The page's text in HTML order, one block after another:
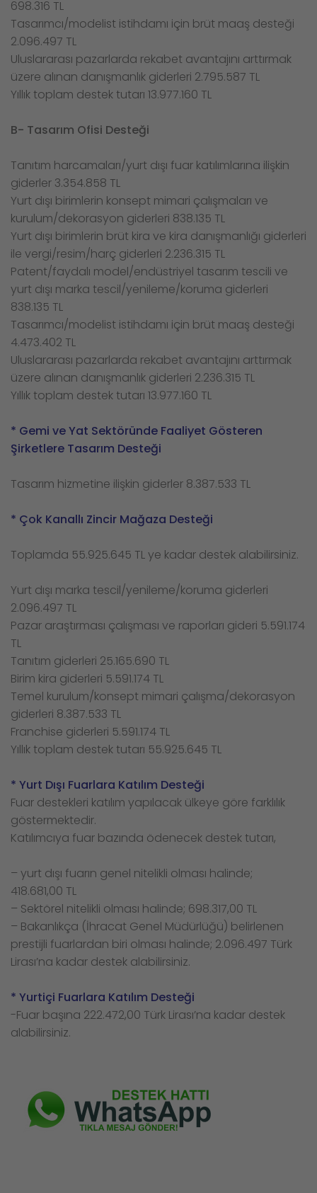
698.316 TL
Tasarımcı/modelist istihdamı için brüt maaş desteği
2.096.497 TL
Uluslararası pazarlarda rekabet avantajını arttırmak
üzere alınan danışmanlık giderleri 2.795.587 TL
Yıllık toplam destek tutarı 13.977.160 TL
B- Tasarım Ofisi Desteği
Tanıtım harcamaları/yurt dışı fuar katılımlarına ilişkin
giderler 3.354.858 TL
Yurt dışı birimlerin konsept mimari çalışmaları ve
kurulum/dekorasyon giderleri 838.135 TL
Yurt dışı birimlerin brüt kira ve kira danışmanlığı giderleri
ile vergi/resim/harç giderleri 2.236.315 TL
Patent/faydalı model/endüstriyel tasarım tescili ve
yurt dışı marka tescil/yenileme/koruma giderleri
838.135 TL
Tasarımcı/modelist istihdamı için brüt maaş desteği
4.473.402 TL
Uluslararası pazarlarda rekabet avantajını arttırmak
üzere alınan danışmanlık giderleri 2.236.315 TL
Yıllık toplam destek tutarı 13.977.160 TL
* Gemi ve Yat Sektöründe Faaliyet Gösteren
Şirketlere Tasarım Desteği
Tasarım hizmetine ilişkin giderler 8.387.533 TL
* Çok Kanallı Zincir Mağaza Desteği
Toplamda 55.925.645 TL ye kadar destek alabilirsiniz.
Yurt dışı marka tescil/yenileme/koruma giderleri
2.096.497 TL
Pazar araştırması çalışması ve raporları gideri 5.591.174
TL
Tanıtım giderleri 25.165.690 TL
Birim kira giderleri 5.591.174 TL
Temel kurulum/konsept mimari çalışma/dekorasyon
giderleri 8.387.533 TL
Franchise giderleri 5.591.174 TL
Yıllık toplam destek tutarı 55.925.645 TL
* Yurt Dışı Fuarlara Katılım Desteği
Fuar destekleri katılım yapılacak ülkeye göre farklılık
göstermektedir.
Katılımcıya fuar bazında ödenecek destek tutarı,
– yurt dışı fuarın genel nitelikli olması halinde;
418.681,00 TL
– Sektörel nitelikli olması halinde; 698.317,00 TL
– Bakanlıkça (İhracat Genel Müdürlüğü) belirlenen
prestijli fuarlardan biri olması halinde; 2.096.497 Türk
Lirası’na kadar destek alabilirsiniz.
* Yurtiçi Fuarlara Katılım Desteği
-Fuar başına 222.472,00 Türk Lirası’na kadar destek
alabilirsiniz.